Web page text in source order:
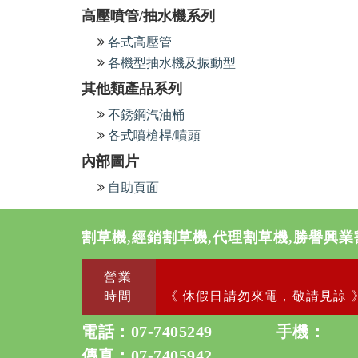
高壓噴管/抽水機系列
各式高壓管
各機型抽水機及振動型
其他類產品系列
不銹鋼汽油桶
各式噴槍桿/噴頭
內部圖片
自助頁面
割草機,經銷割草機,代理割草機,勝譽興業
營業
時間
《 休假日請勿來電，敬請見諒 》
電話： 07-7405249
手機：